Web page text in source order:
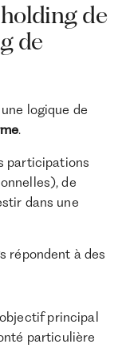
de
de
logique de
.
participations
de
dans une
répondent à des
principal
particulière